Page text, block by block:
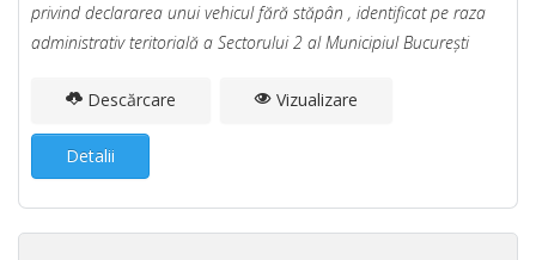
privind declararea unui vehicul fără stăpân , identificat pe raza
administrativ teritorială a Sectorului 2 al Municipiul Bucureşti
Descărcare Vizualizare
Detalii